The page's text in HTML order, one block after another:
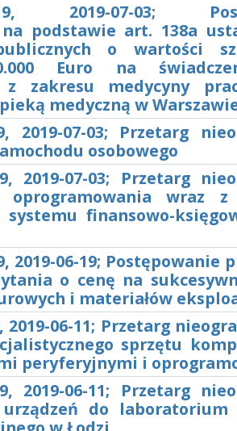
2019-07-03;
podstawie art. 138a
o wartości
Euro na
z zakresu medycyny
medyczną w
2019-07-03; Przetarg
osobowego
2019-07-03; Przetarg
oprogramowania wraz z
finansowo-
2019-06-19; Postępowanie
o cenę na
i materiałów
2019-06-11; Przetarg
sprzętu
peryferyjnymi i
2019-06-11; Przetarg
do laboratorium